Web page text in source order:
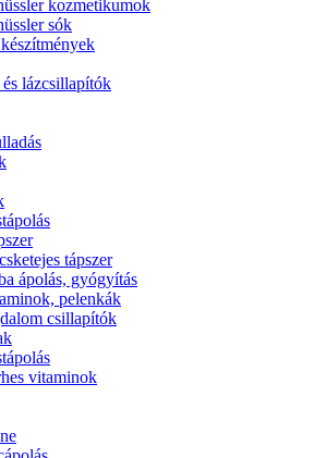
kozmetikumok
sók
lázcsillapítók
tápszer
ápolás, gyógyítás
pelenkák
csillapítók
vitaminok